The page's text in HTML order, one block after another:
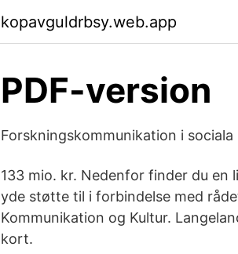
kopavguldrbsy.web.app
PDF-version
Forskningskommunikation i sociala
133 mio. kr. Nedenfor finder du en
yde støtte til i forbindelse med
Kommunikation og Kultur.
kort.